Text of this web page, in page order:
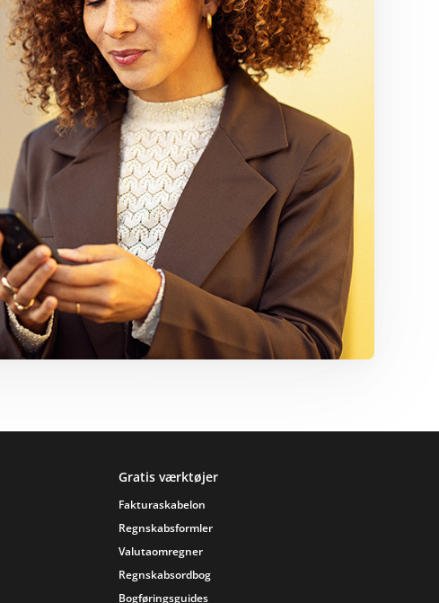
Gratis værktøjer
Fakturaskabelon
Regnskabsformler
Valutaomregner
Regnskabsordbog
Bogføringsguides